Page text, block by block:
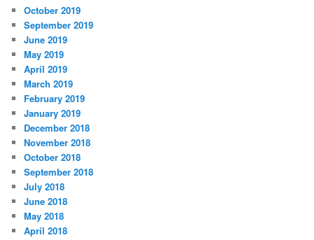
October 2019
September 2019
June 2019
May 2019
April 2019
March 2019
February 2019
January 2019
December 2018
November 2018
October 2018
September 2018
July 2018
June 2018
May 2018
April 2018